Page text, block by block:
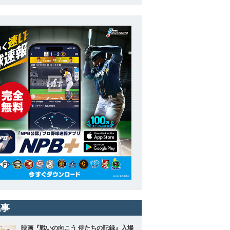
映画『戦いの向こう 侍たちの記録』入場